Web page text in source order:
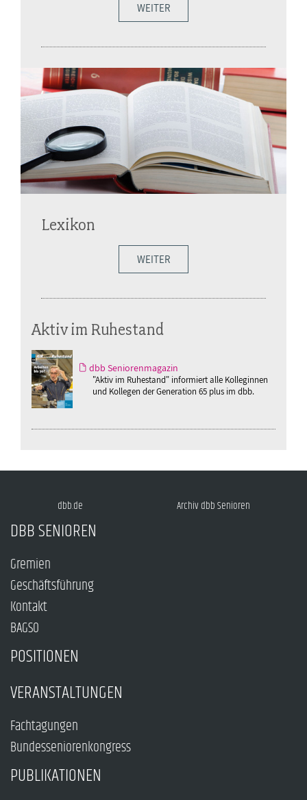
WEITER
Lexikon
WEITER
Aktiv im Ruhestand
dbb Seniorenmagazin
"Aktiv im Ruhestand" informiert alle Kolleginnen
und Kollegen der Generation 65 plus im dbb.
dbb.de Archiv dbb Senioren
DBB SENIOREN
Gremien
Geschäftsführung
Kontakt
BAGSO
POSITIONEN
VERANSTALTUNGEN
Fachtagungen
Bundesseniorenkongress
PUBLIKATIONEN